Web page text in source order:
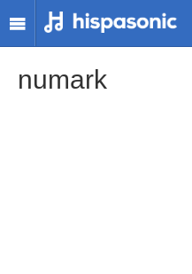
numark